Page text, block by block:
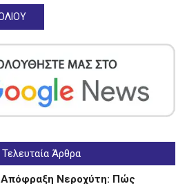
Τελευταία Άρθρα
Απόφραξη Νεροχύτη: Πώς